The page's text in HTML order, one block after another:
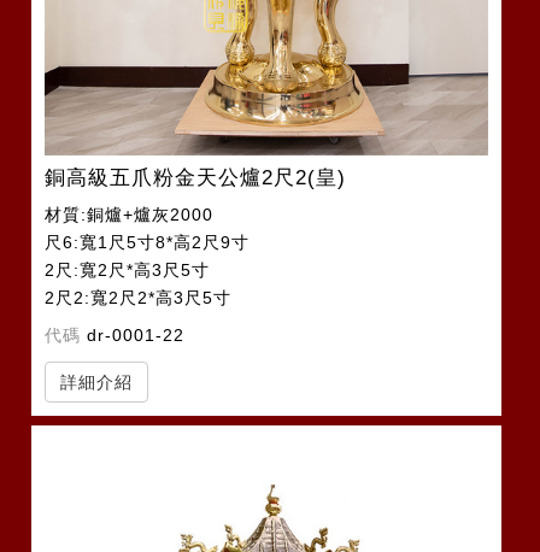
銅高級五爪粉金天公爐2尺2(皇)
材質:銅爐+爐灰2000
尺6:寬1尺5寸8*高2尺9寸
2尺:寬2尺*高3尺5寸
2尺2:寬2尺2*高3尺5寸
代碼 dr-0001-22
詳細介紹